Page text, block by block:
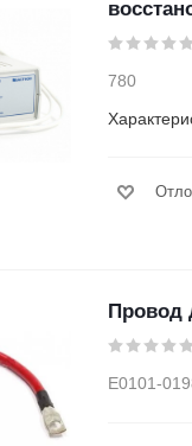
780
Провод
Е0101-